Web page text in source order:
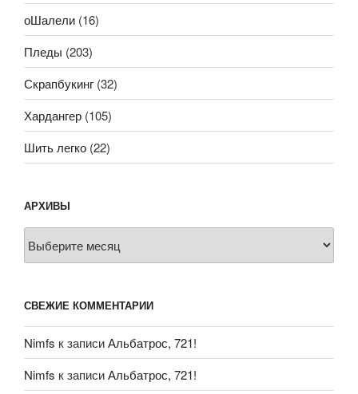
оШалели (16)
Пледы (203)
Скрапбукинг (32)
Хардангер (105)
Шить легко (22)
АРХИВЫ
СВЕЖИЕ КОММЕНТАРИИ
Nimfs к записиАльбатрос, 721!
Nimfs к записиАльбатрос, 721!